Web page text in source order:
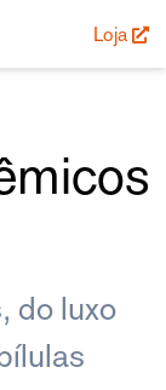
Loja
do luxo